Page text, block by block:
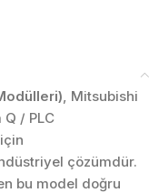
, Mitsubishi
/ PLC
çözümdür.
bu model doğru